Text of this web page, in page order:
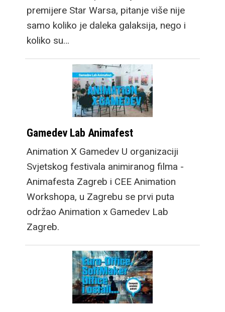
premijere Star Warsa, pitanje više nije
samo koliko je daleka galaksija, nego i
koliko su…
Gamedev Lab Animafest
Animation X Gamedev U organizaciji
Svjetskog festivala animiranog filma -
Animafesta Zagreb i CEE Animation
Workshopa, u Zagrebu se prvi puta
održao Animation x Gamedev Lab
Zagreb.